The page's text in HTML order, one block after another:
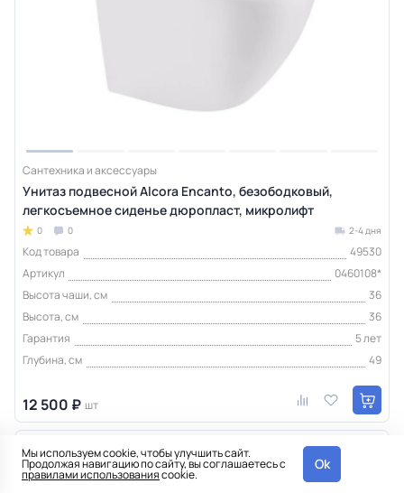
Сантехника и аксессуары
Унитаз подвесной Alcora Encanto, безободковый,
легкосъемное сиденье дюропласт, микролифт
0 0 2-4 дня
Код товара
49530
Артикул
0460108*
Высота чаши, см
36
Высота, см
36
Гарантия
5 лет
Глубина, см
49
12 500 ₽ шт
В наличии
Мы используем cookie, чтобы улучшить сайт.
Продолжая навигацию по сайту, вы соглашаетесь с
правилами использованияcookie.
Ok